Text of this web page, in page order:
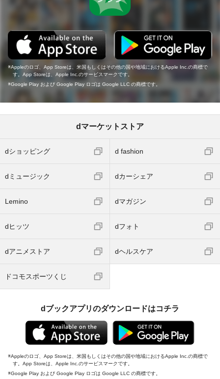
Appleのロゴ、App Storeは、米国もしくはその他の国や地域におけるApple Inc.の商標で
す。App Storeは、Apple Inc.のサービスマークです。
Google Play および Google Play ロゴは Google LLC の商標です。
dマーケットストア
dショッピング d fashion
dミュージック dカーシェア
Lemino dマガジン
dヒッツ dフォト
dアニメストア dヘルスケア
ドコモスポーツくじ
dブックアプリのダウンロードはコチラ
Appleのロゴ、App Storeは、米国もしくはその他の国や地域におけるApple Inc.の商標で
す。App Storeは、Apple Inc.のサービスマークです。
Google Play および Google Play ロゴは Google LLC の商標です。